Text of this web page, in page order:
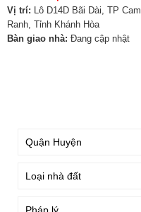
Vị trí: Lô D14D Bãi Dài, TP Cam
Ranh, Tỉnh Khánh Hòa
Bàn giao nhà: Đang cập nhật